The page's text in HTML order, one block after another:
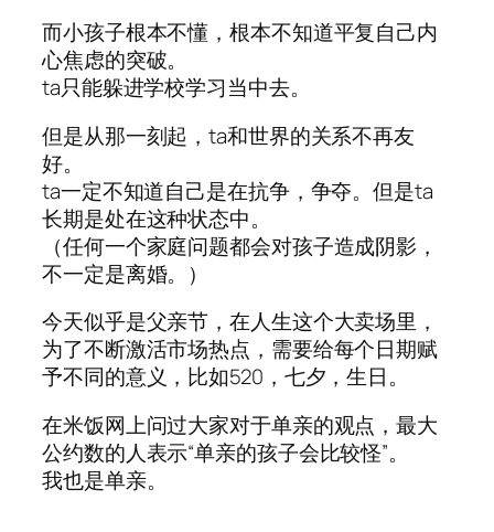
而小孩子根本不懂，根本不知道平复自己内
心焦虑的突破。
ta只能躲进学校学习当中去。
但是从那一刻起，ta和世界的关系不再友
好。
ta一定不知道自己是在抗争，争夺。但是ta
长期是处在这种状态中。
（任何一个家庭问题都会对孩子造成阴影，
不一定是离婚。）
今天似乎是父亲节，在人生这个大卖场里，
为了不断激活市场热点，需要给每个日期赋
予不同的意义，比如520，七夕，生日。
在米饭网上问过大家对于单亲的观点，最大
公约数的人表示“单亲的孩子会比较怪”。
我也是单亲。